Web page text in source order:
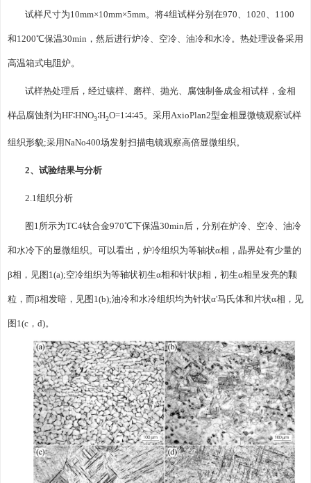
试样尺寸为10mm×10mm×5mm。将4组试样分别在970、1020、1100
和1200℃保温30min，然后进行炉冷、空冷、油冷和水冷。热处理设备采用
高温箱式电阻炉。
试样热处理后，经过镶样、磨样、抛光、腐蚀制备成金相试样，金相
样品腐蚀剂为HF∶HNO3∶H2O=1∶4∶45。采用AxioPlan2型金相显微镜观察试样
组织形貌;采用NaNo400场发射扫描电镜观察高倍显微组织。
2、试验结果与分析
2.1组织分析
图1所示为TC4钛合金970℃下保温30min后，分别在炉冷、空冷、油冷
和水冷下的显微组织。可以看出，炉冷组织为等轴状α相，晶界处有少量的
β相，见图1(a);空冷组织为等轴状初生α相和针状β相，初生α相呈发亮的颗
粒，而β相发暗，见图1(b);油冷和水冷组织均为针状α'马氏体和片状α相，见
图1(c，d)。